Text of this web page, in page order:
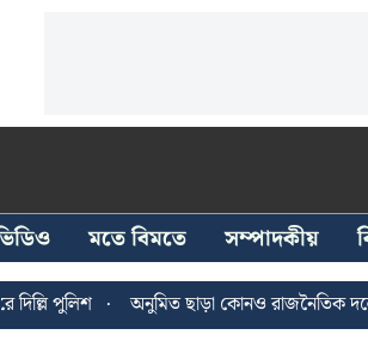
মতে বিমতে সম্পাদকীয়
পুলিশ অনুমিত ছাড়া কোনও রাজনৈতিক দলের